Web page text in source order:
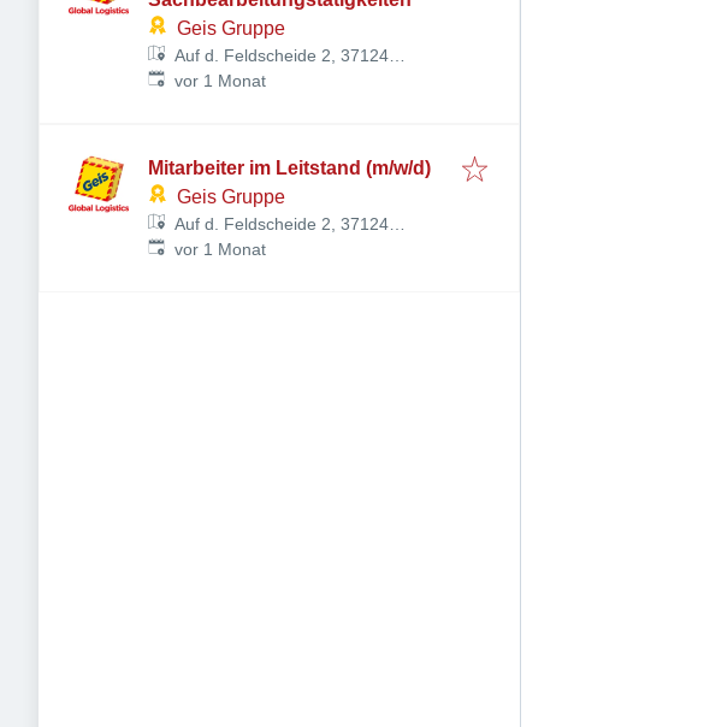
Geis Gruppe
Auf d. Feldscheide 2, 37124
Rosdorf, Deutschland
Veröffentlicht:
vor 1 Monat
Mitarbeiter im Leitstand (m/w/d)
Geis Gruppe
Auf d. Feldscheide 2, 37124
Rosdorf, Deutschland
Veröffentlicht:
vor 1 Monat